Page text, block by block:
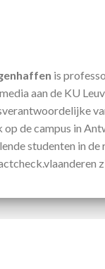
is
aan de KU
de campus in
studenten in de